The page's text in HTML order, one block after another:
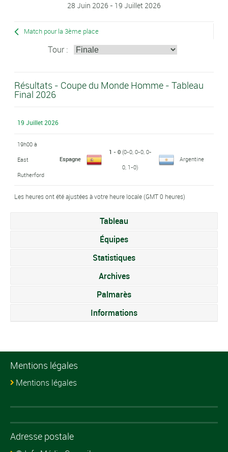
28 Juin 2026 - 19 Juillet 2026
Match pour la 3ème place
Tour :
Résultats - Coupe du Monde Homme - Tableau
Final 2026
19 Juillet 2026
19h00 à
East
Rutherford
Espagne
1 - 0(0-0, 0-0, 0-
0, 1-0)
Argentine
Les heures ont été ajustées à votre heure locale (GMT 0 heures)
Tableau
Équipes
Statistiques
Archives
Palmarès
Informations
Mentions légales
Mentions légales
Adresse postale